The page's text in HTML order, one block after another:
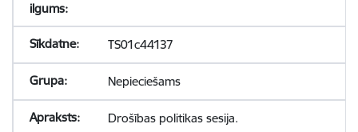
TS01c44137
Nepieciešams
Drošības politikas sesija.